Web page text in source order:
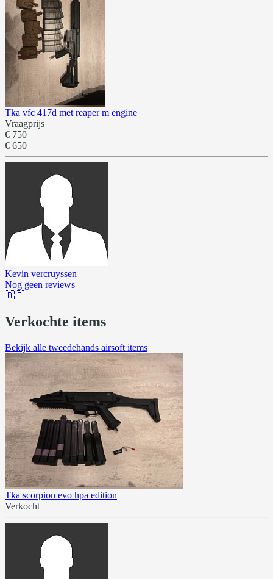
Tka vfc 417d met reaper m engine
Vraagprijs
€ 750
€ 650
Kevin vercruyssen
Nog geen reviews
🇧🇪
Verkochte items
Bekijk alle tweedehands airsoft items
Tka scorpion evo hpa edition
Verkocht